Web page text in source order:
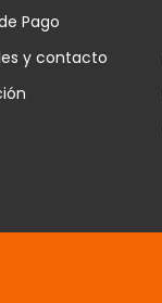
Pago
y contacto